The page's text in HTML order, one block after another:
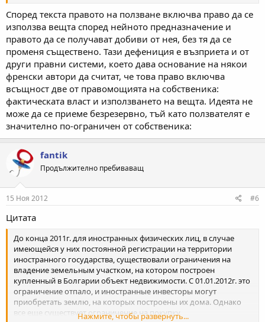
Според текста правото на ползване включва право да се
използва вещта според нейното предназначение и
правото да се получават добиви от нея, без тя да се
променя съществено. Тази дефениция е възприета и от
други правни системи, което дава основание на някои
френски автори да считат, че това право включва
всъщност две от правомощията на собственика:
фактическата власт и използването на вещта. Идеята не
може да се приеме безрезервно, тъй като ползвателят е
значително по-ограничен от собственика:
fantik
Продължително пребиваващ
15 Ноя 2012 #6
Цитата
До конца 2011г. для иностранных физических лиц, в случае
имеющейся у них постоянной регистрации на территории
иностранного государства, существовали ограничения на
владение земельным участком, на котором построен
купленный в Болгарии объект недвижимости. С 01.01.2012г. это
ограничение отпало, и иностранные инвесторы могут
приобретать землю, на которых построены их дома. Однако
все еще существует ограничение на покупку
Нажмите, чтобы развернуть...